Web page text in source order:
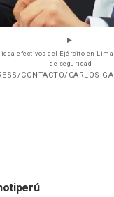
efectivos del Ejército en
de seguridad
CONTACTO/CARLOS